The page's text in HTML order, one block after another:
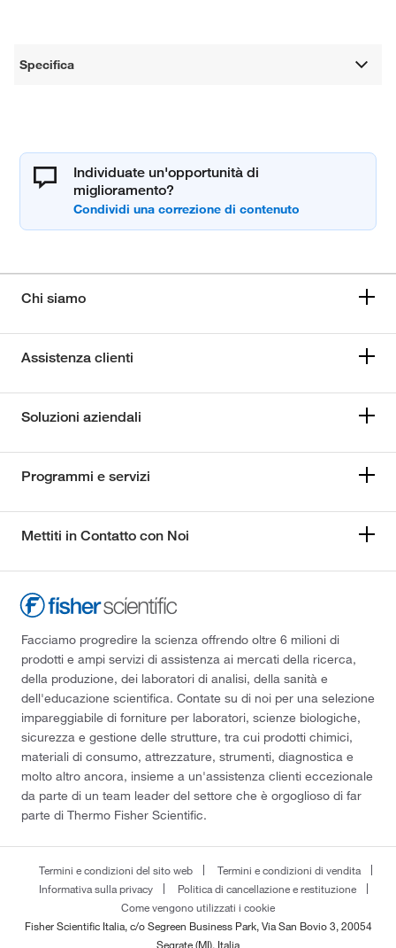
Specifica
Individuate un'opportunità di
miglioramento?
Chi siamo
Assistenza clienti
Soluzioni aziendali
Programmi e servizi
Mettiti in Contatto con Noi
Facciamo progredire la scienza offrendo oltre 6 milioni di
prodotti e ampi servizi di assistenza ai mercati della ricerca,
della produzione, dei laboratori di analisi, della sanità e
dell'educazione scientifica. Contate su di noi per una selezione
impareggiabile di forniture per laboratori, scienze biologiche,
sicurezza e gestione delle strutture, tra cui prodotti chimici,
materiali di consumo, attrezzature, strumenti, diagnostica e
molto altro ancora, insieme a un'assistenza clienti eccezionale
da parte di un team leader del settore che è orgoglioso di far
parte di Thermo Fisher Scientific.
Termini e condizioni del sito web
Termini e condizioni di vendita
Informativa sulla privacy
Politica di cancellazione e restituzione
Come vengono utilizzati i cookie
Fisher Scientific Italia, c/o Segreen Business Park, Via San Bovio 3, 20054
Segrate (MI), Italia